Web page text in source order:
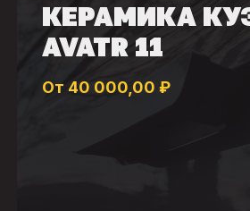
КЕРАМИКА
AVATR 11
От 40 000,00 ₽